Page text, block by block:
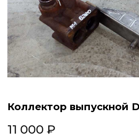
Все
Коллектор выпускной
11 000 ₽